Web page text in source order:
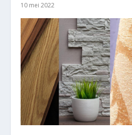
10 mei 2022